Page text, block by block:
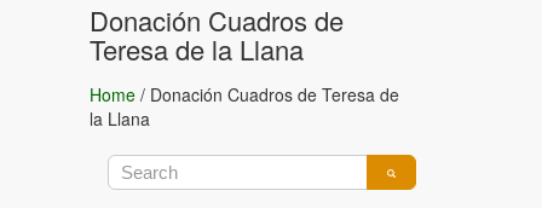
Donación Cuadros de
Teresa de la Llana
Home / Donación Cuadros de Teresa de
la Llana